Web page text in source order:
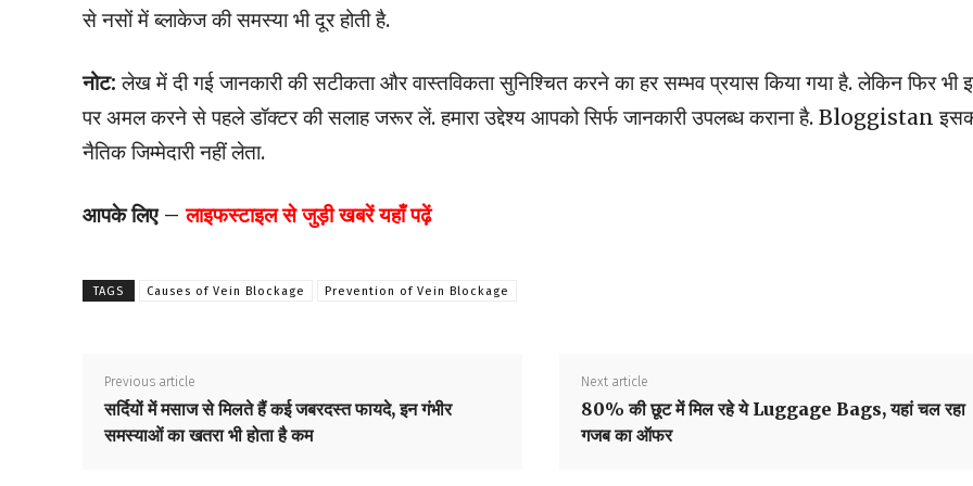
से नसों में ब्लाकेज की समस्या भी दूर होती है.
नोट: लेख में दी गई जानकारी की सटीकता और वास्तविकता सुनिश्चित करने का हर सम्भव प्रयास किया गया है. लेकिन फिर भी
पर अमल करने से पहले डॉक्टर की सलाह जरूर लें. हमारा उद्देश्य आपको सिर्फ जानकारी उपलब्ध कराना है. Bloggistan
नैतिक जिम्मेदारी नहीं लेता.
आपके लिए –लाइफस्टाइल से जुड़ी खबरें यहाँ पढ़ें
TAGS Causes of Vein Blockage Prevention of Vein Blockage
Previous article
सर्दियों में मसाज से मिलते हैं कई जबरदस्त फायदे, इन गंभीर
समस्याओं का खतरा भी होता है कम
Next article
80% की छूट में मिल रहे ये Luggage Bags, यहां चल रहा
गजब का ऑफर